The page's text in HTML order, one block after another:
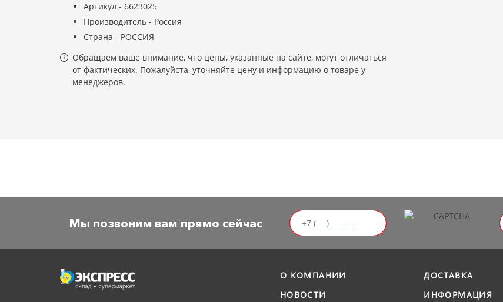
Артикул - 6623025
Производитель - Россия
Страна - РОССИЯ
Обращаем ваше внимание, что цены, указанные на сайте, могут отличаться
от фактических. Пожалуйста, уточняйте цену и информацию о товаре у
менеджеров.
Мы позвоним вам прямо сейчас
О КОМПАНИИ
НОВОСТИ
ДОСТАВКА
ИНФОРМАЦИЯ